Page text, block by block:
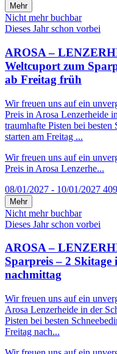
Mehr
Nicht mehr buchbar
Dieses Jahr schon vorbei
AROSA –
Weltcuport zum
ab Freitag früh
Wir freuen uns auf ein
Preis in Arosa Lenzerheide
traumhafte Pisten bei besten
starten am Freitag ...
Wir freuen uns auf ein
Preis in Arosa Lenzerhe...
08/01/2027 - 10/01/2027
Mehr
Nicht mehr buchbar
Dieses Jahr schon vorbei
AROSA –
Sparpreis – 2
nachmittag
Wir freuen uns auf ein
Arosa Lenzerheide in der
Pisten bei besten
Freitag nach...